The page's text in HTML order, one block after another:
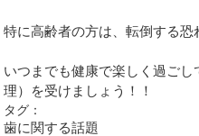
特に高齢者の方は、転倒する恐
いつまでも健康で楽しく過ご
理）を受けましょう！！
タグ：
歯に関する話題